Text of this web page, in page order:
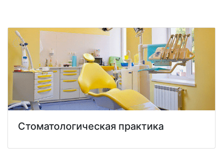
Стоматологическая практика